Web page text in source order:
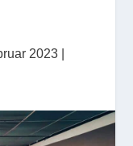
2023